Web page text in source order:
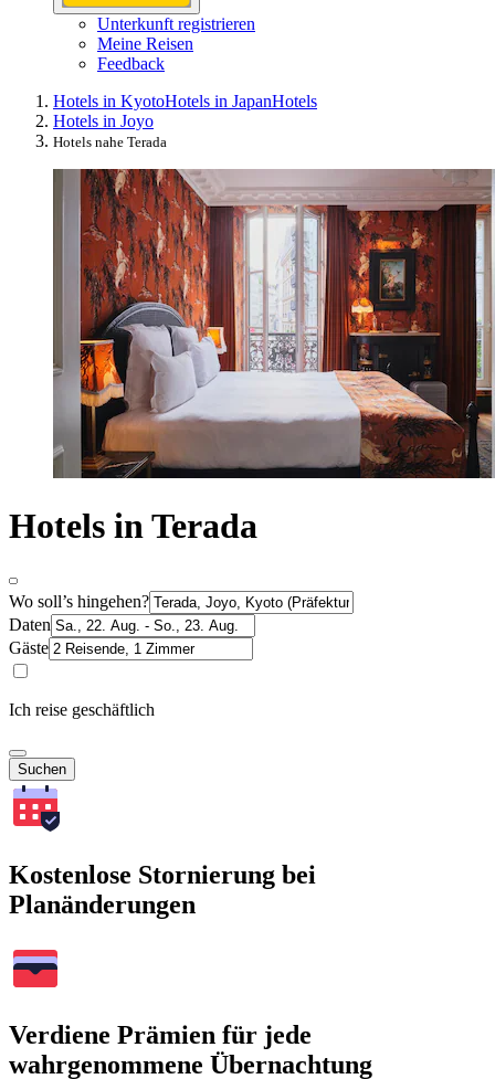
Unterkunft registrieren
Meine Reisen
Feedback
Hotels in KyotoHotels in JapanHotels
Hotels in Joyo
Hotels nahe Terada
Hotels in Terada
Wo soll’s hingehen?
Daten
Gäste
Ich reise geschäftlich
Suchen
Kostenlose Stornierung bei
Planänderungen
Verdiene Prämien für jede
wahrgenommene Übernachtung